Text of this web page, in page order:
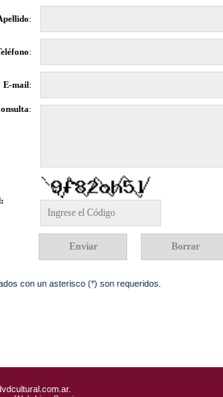
:
:
E-mail :
:
con un asterisco (*) son requeridos.